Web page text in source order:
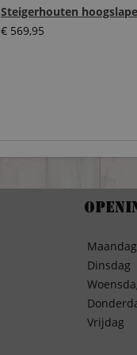
Steigerhouten
€ 569,95
Maandag
Dinsdag
Vrijdag